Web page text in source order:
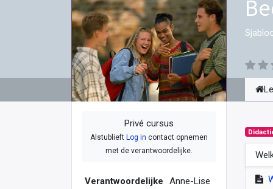
Privé cursus
Alstublieft Log in contact opnemen
met de verantwoordelijke.
Verantwoordelijke
Anne-Lise